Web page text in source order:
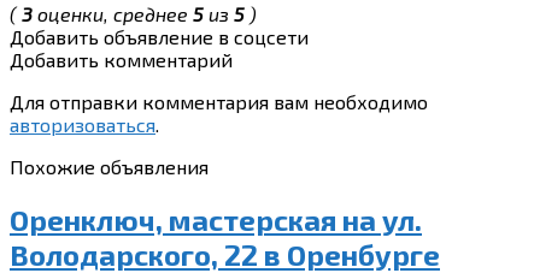
(3 оценки, среднее 5 из 5 )
Добавить объявление в соцсети
Добавить комментарий
Для отправки комментария вам необходимо
авторизоваться.
Похожие объявления
Оренключ, мастерская на ул.
Володарского, 22 в Оренбурге